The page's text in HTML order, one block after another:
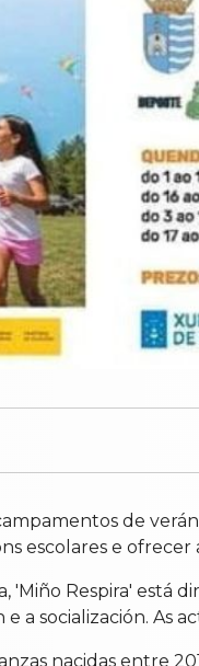
de
escolares e
Respira' está
a socialización. As
nacidas entre